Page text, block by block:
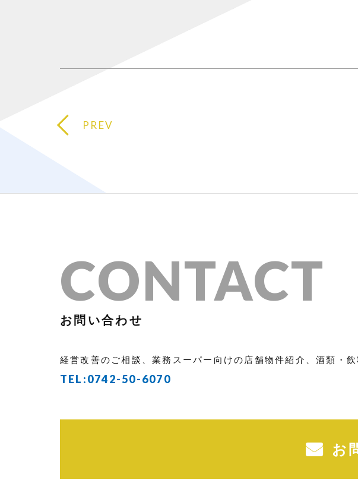
PREV
CONTACT
お問い合わせ
経営改善のご相談、業務スーパー向けの店舗物件紹介、酒類・
TEL:0742-50-6070
お